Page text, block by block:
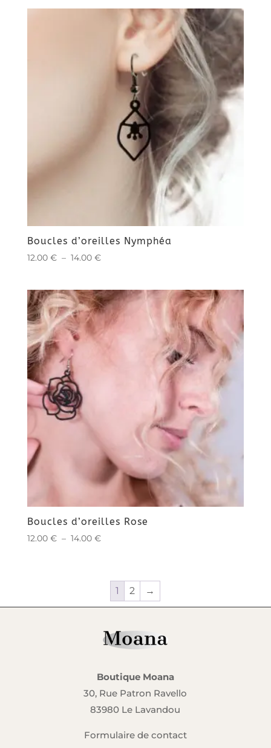
Boucles d’oreilles Nymphéa
12.00 € – 14.00 €Plage
12.00 €
à
14.00 €
Boucles d’oreilles Rose
12.00 € – 14.00 €Plage
12.00 €
14.00 €
1 2 →
Boutique Moana
30, Rue Patron Ravello
83980 Le Lavandou
Formulaire de contact